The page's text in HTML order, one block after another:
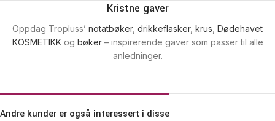
Kristne gaver
Oppdag Tropluss’ notatbøker, drikkeflasker, krus Dødehavet
KOSMETIKKog bøker– inspirerende gaver som passer til alle
anledninger.
Andre kunder er også interessert i disse